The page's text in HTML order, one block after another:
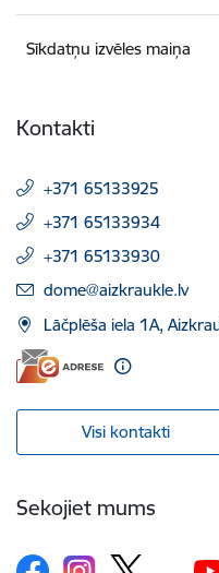
Sīkdatņu izvēles maiņa
Kontakti
+371 65133925
+371 65133934
+371 65133930
E-pasts:
dome@aizkraukle.lv
Lāčplēša iela 1A,
Visi kontakti
Sekojiet mums